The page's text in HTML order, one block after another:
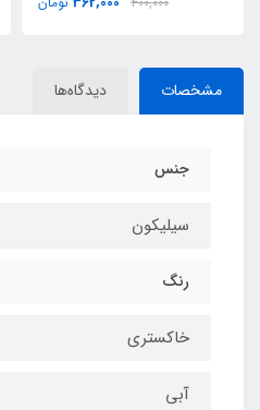
مشخصات دیدگاه‌ها
جنس
سیلیکون
رنگ
خاکستری
آبی